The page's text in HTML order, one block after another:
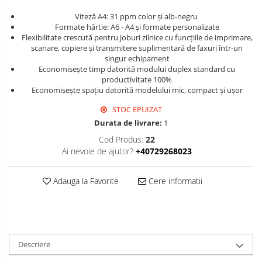
Viteză A4: 31 ppm color şi alb-negru
Formate hârtie: A6 - A4 şi formate personalizate
Flexibilitate crescută pentru joburi zilnice cu funcţiile de imprimare,
scanare, copiere şi transmitere suplimentară de faxuri într-un
singur echipament
Economiseşte timp datorită modului duplex standard cu
productivitate 100%
Economiseşte spaţiu datorită modelului mic, compact şi uşor
STOC EPUIZAT
Durata de livrare: 1
Cod Produs: 22
Ai nevoie de ajutor? +40729268023
Adauga la Favorite Cere informatii
Descriere